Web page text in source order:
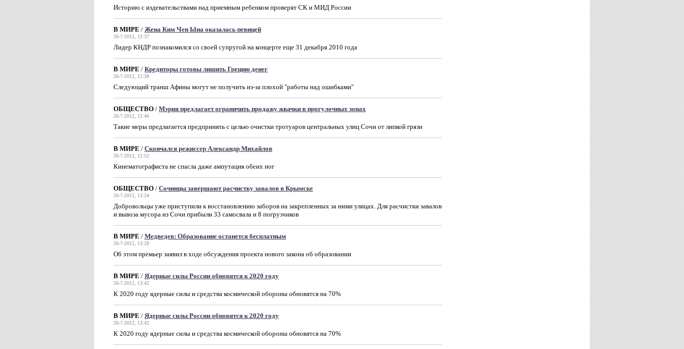
Историю с издевательствами над приемным ребенком проверят СК и МИД России
В МИРЕ / Жена Ким Чен Ына оказалась певицей
26-7-2012, 12:37
Лидер КНДР познакомился со своей супругой на концерте еще 31 декабря 2010 года
В МИРЕ / Кредиторы готовы лишить Грецию денег
26-7-2012, 12:38
Следующий транш Афины могут не получить из-за плохой "работы над ошибками"
ОБЩЕСТВО / Мэрия предлагает ограничить продажу жвачки в прогулочных зонах
26-7-2012, 12:46
Такие меры предлагается предпринять с целью очистки тротуаров центральных улиц Сочи от липкой грязи
В МИРЕ / Скончался режиссер Александр Михайлов
26-7-2012, 12:52
Кинематографиста не спасла даже ампутация обеих ног
ОБЩЕСТВО / Сочинцы завершают расчистку завалов в Крымске
26-7-2012, 13:24
Добровольцы уже приступили к восстановлению заборов на закрепленных за ними улицах. Для расчистки завалов
и вывоза мусора из Сочи прибыли 33 самосвала и 8 погрузчиков
В МИРЕ / Медведев: Образование останется бесплатным
26-7-2012, 13:28
Об этом премьер заявил в ходе обсуждения проекта нового закона об образовании
В МИРЕ / Ядерные силы России обновятся к 2020 году
26-7-2012, 13:42
К 2020 году ядерные силы и средства космической обороны обновятся на 70%
В МИРЕ / Ядерные силы России обновятся к 2020 году
26-7-2012, 13:42
К 2020 году ядерные силы и средства космической обороны обновятся на 70%